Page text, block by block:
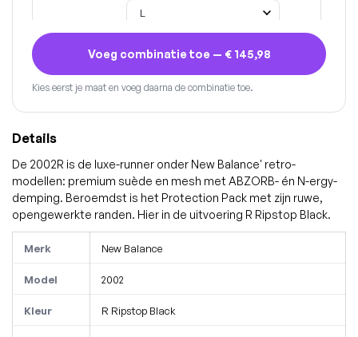
Voeg combinatie toe — € 145,98
Kies eerst je maat en voeg daarna de combinatie toe.
Details
De 2002R is de luxe-runner onder New Balance' retro-
modellen: premium suède en mesh met ABZORB- én N-ergy-
demping. Beroemdst is het Protection Pack met zijn ruwe,
opengewerkte randen. Hier in de uitvoering R Ripstop Black.
Merk New Balance
Model 2002
Kleur R Ripstop Black